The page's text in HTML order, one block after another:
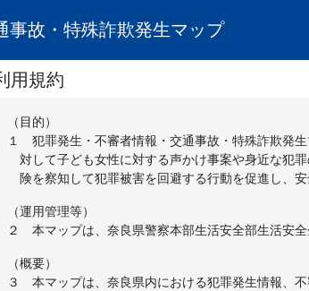
事故・特殊詐欺発生マップ
用規約
（目的）
１
犯罪発生・不審者情報・交通事故・特殊詐欺発
対して子ども女性に対する声かけ事案や身近な犯
険を察知して犯罪被害を回避する行動を促進し、
（運用管理等）
２
本マップは、奈良県警察本部生活安全部生活安全
（概要）
３
本マップは、奈良県内における犯罪発生情報、